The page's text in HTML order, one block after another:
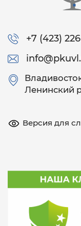
+7 (423)
Ленинский
Версия для